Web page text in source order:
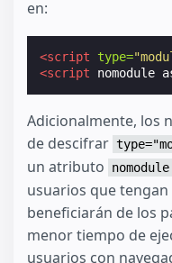
en:
<script type=
<script
nomodule
Adicionalmente, los
de descifrar
un atributo
nomodule
usuarios que
beneficiarán de los
menor tiempo de
usuarios con